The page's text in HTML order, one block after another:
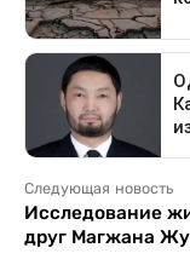
Следующая новость
Исследование
друг Магжана